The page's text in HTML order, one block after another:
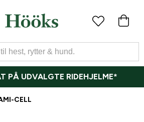
PÅ UDVALGTE RIDEHJELME*
CELL